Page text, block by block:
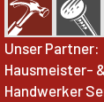
Unser Partner:
Hausmeister-
Handwerker